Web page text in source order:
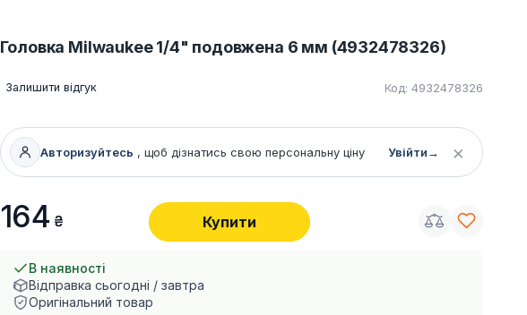
Головка Milwaukee 1/4" подовжена 6 мм (4932478326)
Залишити відгук Код: 4932478326
Авторизуйтесь , щоб дізнатись свою персональну ціну Увійти→ ×
164 Купити
В наявності
Відправка сьогодні / завтра
Оригінальний товар